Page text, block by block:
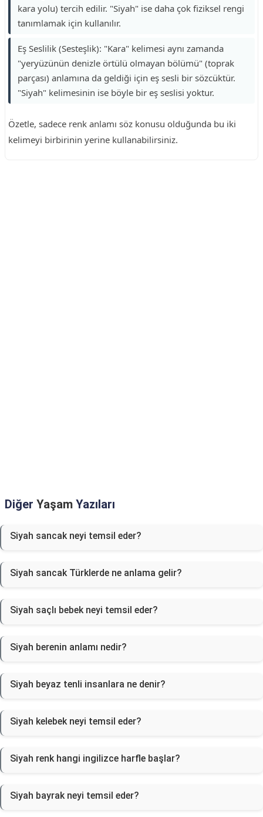
kara yolu) tercih edilir. "Siyah" ise daha çok fiziksel rengi
tanımlamak için kullanılır.
Eş Seslilik (Sesteşlik): "Kara" kelimesi aynı zamanda
"yeryüzünün denizle örtülü olmayan bölümü" (toprak
parçası) anlamına da geldiği için eş sesli bir sözcüktür.
"Siyah" kelimesinin ise böyle bir eş seslisi yoktur.
Özetle, sadece renk anlamı söz konusu olduğunda bu iki
kelimeyi birbirinin yerine kullanabilirsiniz.
Diğer Yaşam Yazıları
Siyah sancak neyi temsil eder?
Siyah sancak Türklerde ne anlama gelir?
Siyah saçlı bebek neyi temsil eder?
Siyah berenin anlamı nedir?
Siyah beyaz tenli insanlara ne denir?
Siyah kelebek neyi temsil eder?
Siyah renk hangi ingilizce harfle başlar?
Siyah bayrak neyi temsil eder?